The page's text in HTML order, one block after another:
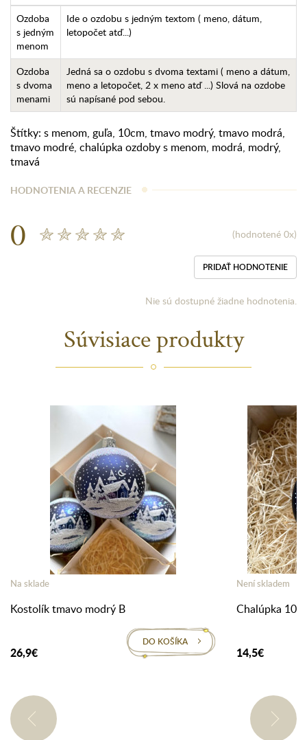
Ozdoba
s jedným
menom
Ide o ozdobu s jedným textom ( meno, dátum,
letopočet atď...)
Ozdoba
s dvoma
menami
Jedná sa o ozdobu s dvoma textami ( meno a dátum,
meno a letopočet, 2 x meno atď ...) Slová na ozdobe
sú napísané pod sebou.
Štítky: s menom, guľa, 10cm, tmavo modrý, tmavo modrá,
tmavo modré, chalúpka ozdoby s menom, modrá, modrý,
tmavá
HODNOTENIA A RECENZIE
0 (hodnotené 0x)
PRIDAŤ HODNOTENIE
Nie sú dostupné žiadne hodnotenia.
Súvisiace produkty
Na sklade
Kostolík tmavo modrý B
26,9€
DO KOŠÍKA
Není skladem
Chalúpka
14,5€